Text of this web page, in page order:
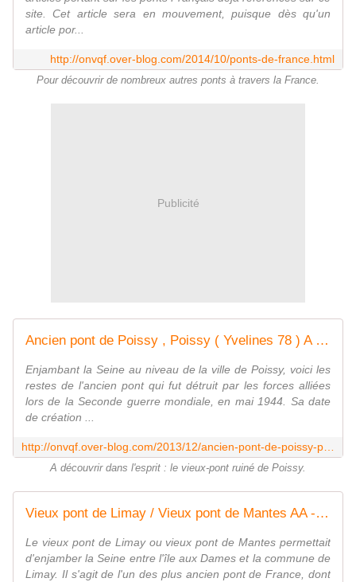
site. Cet article sera en mouvement, puisque dès qu'un
article por...
http://onvqf.over-blog.com/2014/10/ponts-de-france.html
Pour découvrir de nombreux autres ponts à travers la France.
Publicité
Ancien pont de Poissy , Poissy ( Yvelines 78 ) A - ONVQF.over-blog.com
Enjambant la Seine au niveau de la ville de Poissy, voici les
restes de l'ancien pont qui fut détruit par les forces alliées
lors de la Seconde guerre mondiale, en mai 1944. Sa date
de création ...
A découvrir dans l'esprit : le vieux-pont ruiné de Poissy.
Vieux pont de Limay / Vieux pont de Mantes AA - ONVQF.over-blog.com
Le vieux pont de Limay ou vieux pont de Mantes permettait
d'enjamber la Seine entre l'île aux Dames et la commune de
Limay. Il s'agit de l'un des plus ancien pont de France, dont